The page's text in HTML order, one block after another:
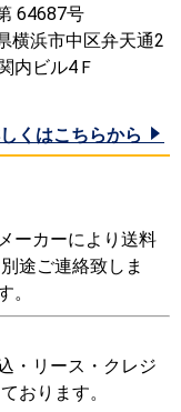
64687号
横浜市中区弁天通2
内ビル4Ｆ
くはこちらから
ーカーにより送料
途ご連絡致しま
。
・リース・クレジ
おります。